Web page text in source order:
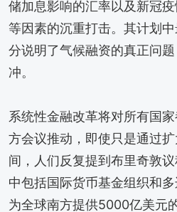
储加息影响的汇率以及新冠
等因素的沉重打击。其计划
分说明了气候融资的真正问
冲。
系统性金融改革将对所有国
方会议推动，即使只是通过
间，人们反复提到布里奇敦
中包括国际货币基金组织和
为全球南方提供5000亿美